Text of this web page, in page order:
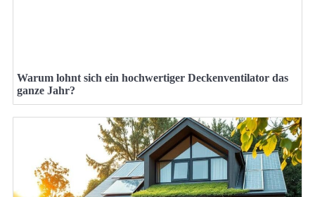
Warum lohnt sich ein hochwertiger Deckenventilator das
ganze Jahr?